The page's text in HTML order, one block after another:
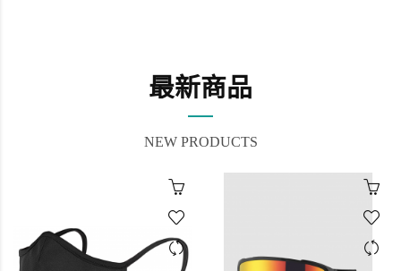
最新商品
NEW PRODUCTS